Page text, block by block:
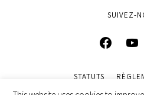
SUIVEZ-
STATUTS